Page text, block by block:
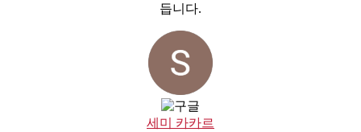
듭니다.
세미 카카르